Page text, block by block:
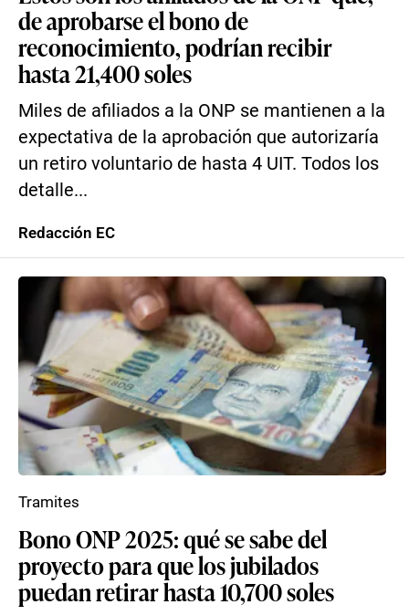
de aprobarse el bono de
reconocimiento, podrían recibir
hasta 21,400 soles
Miles de afiliados a la ONP se mantienen a la
expectativa de la aprobación que autorizaría
un retiro voluntario de hasta 4 UIT. Todos los
detalle...
Redacción EC
Bono ONP 2025: qué se sabe del
proyecto para que los jubilados
puedan retirar hasta 10,700 soles
Tramites